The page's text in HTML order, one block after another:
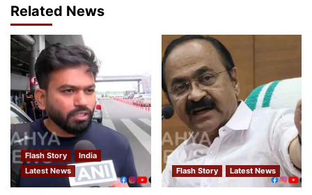
Related News
Flash Story
India
Latest News
Flash Story Latest News